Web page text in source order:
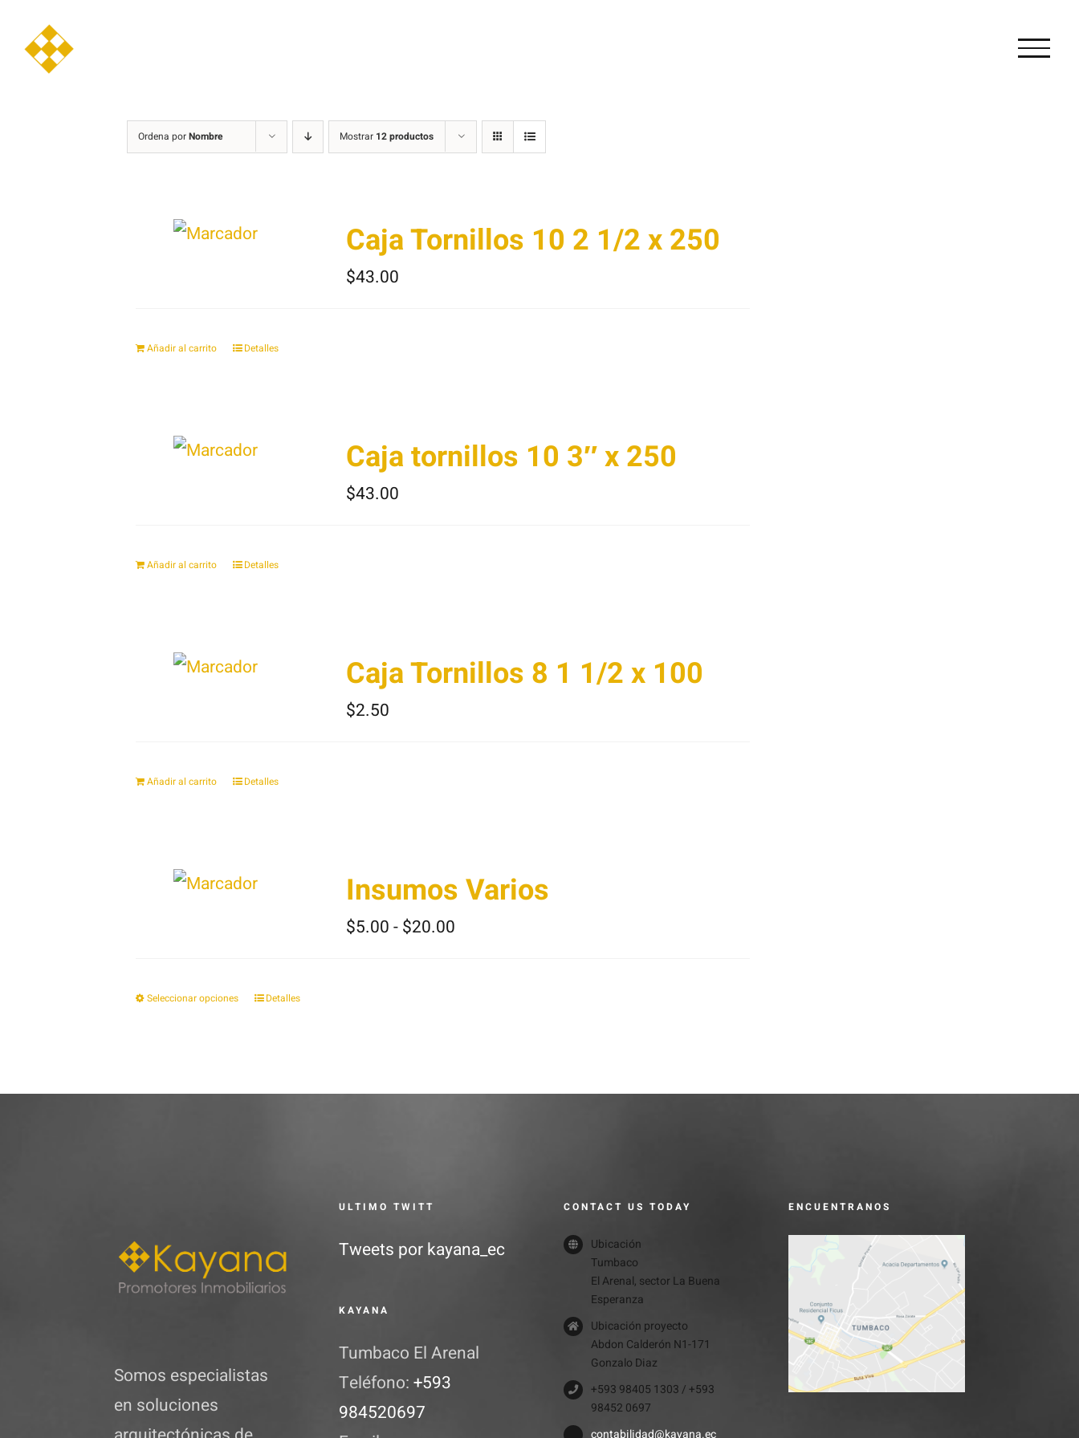
contenido
Ordena porNombre Mostrar 12 productos
Caja Tornillos 10 2 1/2 x 250
$43.00
Añadir al carrito Detalles
Caja tornillos 10 3″ x 250
$43.00
Añadir al carrito Detalles
Caja Tornillos 8 1 1/2 x 100
$2.50
Añadir al carrito Detalles
Insumos Varios
$5.00-$20.00
Seleccionar opciones
Este
múltiples
elegir
en
Detalles
Somos especialistas
en soluciones
ULTIMO TWITT
Tweets por kayana_ec
KAYANA
Tumbaco El Arenal
Teléfono:+593
984520697
CONTACT US TODAY
Ubicación
Tumbaco
El Arenal, sector La Buena
Esperanza
Ubicación proyecto
Abdon Calderón N1-171
Gonzalo Diaz
+593 98405 1303 / +593
98452 0697
contabilidad@kayana.ec
ENCUENTRANOS